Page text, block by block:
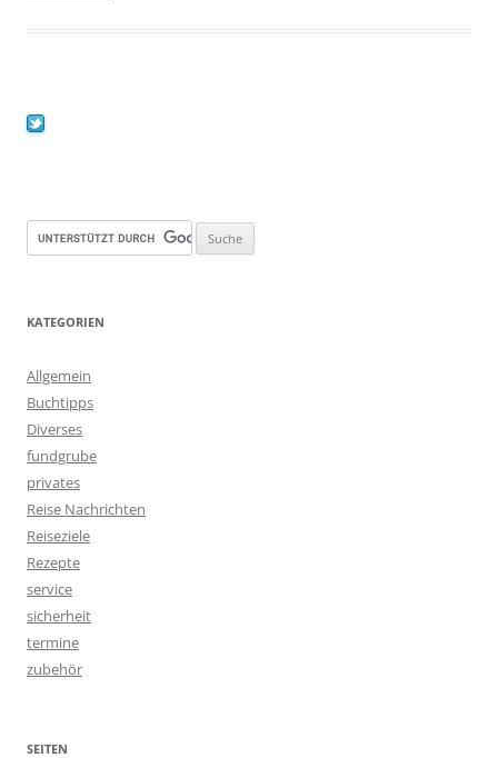
KATEGORIEN
Allgemein
Buchtipps
Diverses
fundgrube
privates
Reise Nachrichten
Reiseziele
Rezepte
service
sicherheit
termine
zubehör
SEITEN